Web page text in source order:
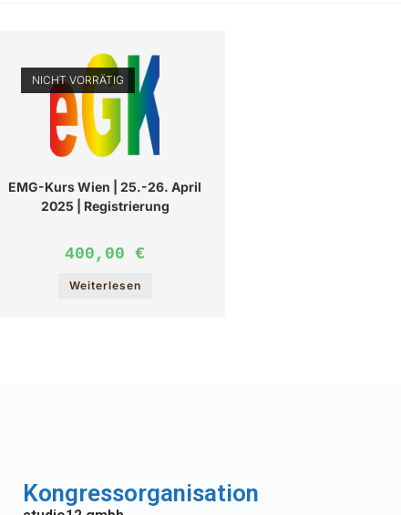
NICHT VORRÄTIG
EMG-Kurs Wien | 25.-26. April
2025 | Registrierung
400,00€
Weiterlesen
Kongressorganisation